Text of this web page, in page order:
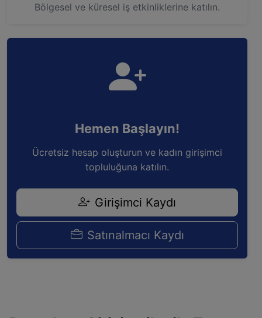
Bölgesel ve küresel iş etkinliklerine katılın.
Hemen Başlayın!
Ücretsiz hesap oluşturun ve kadın girişimci
topluluğuna katılın.
Girişimci Kaydı
Satınalmacı Kaydı